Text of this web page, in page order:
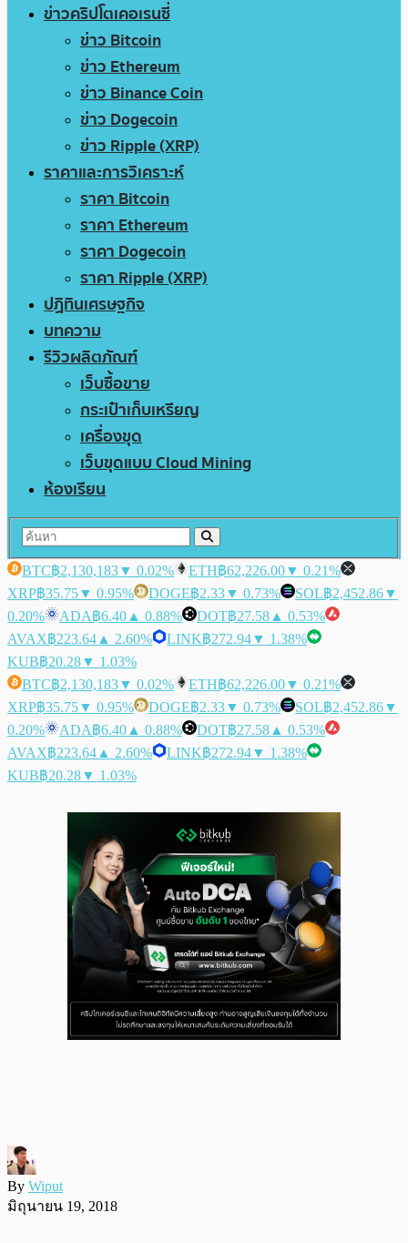
ข่าวคริปโตเคอเรนซี่
ข่าว Bitcoin
ข่าว Ethereum
ข่าว Binance Coin
ข่าว Dogecoin
ข่าว Ripple (XRP)
ราคาและการวิเคราะห์
ราคา Bitcoin
ราคา Ethereum
ราคา Dogecoin
ราคา Ripple (XRP)
ปฏิทินเศรษฐกิจ
บทความ
รีวิวผลิตภัณฑ์
เว็บซื้อขาย
กระเป๋าเก็บเหรียญ
เครื่องขุด
เว็บขุดแบบ Cloud Mining
ห้องเรียน
BTC฿2,130,183▼ 0.02% ETH฿62,226.00▼ 0.21%
XRP฿35.75▼ 0.95% DOGE฿2.33▼ 0.73% SOL฿2,452.86▼
0.20%
ADA฿6.40 ▲ 0.88% DOT฿27.58 ▲ 0.53%
AVAX฿223.64 ▲ 2.60% LINK฿272.94▼ 1.38%
KUB฿20.28▼ 1.03%
BTC฿2,130,183▼ 0.02% ETH฿62,226.00▼ 0.21%
XRP฿35.75▼ 0.95% DOGE฿2.33▼ 0.73% SOL฿2,452.86▼
0.20%
ADA฿6.40 ▲ 0.88% DOT฿27.58 ▲ 0.53%
AVAX฿223.64 ▲ 2.60% LINK฿272.94▼ 1.38%
KUB฿20.28▼ 1.03%
By Wiput
มิถุนายน 19, 2018